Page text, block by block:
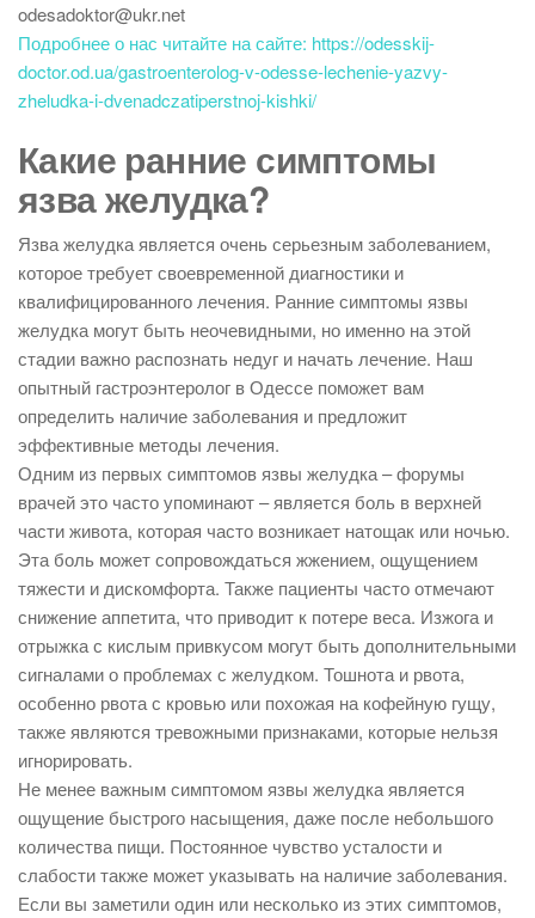
odesadoktor@ukr.net
Подробнее о нас читайте на сайте: https://odesskij-
doctor.od.ua/gastroenterolog-v-odesse-lechenie-yazvy-
zheludka-i-dvenadczatiperstnoj-kishki/
Какие ранние симптомы
язва желудка?
Язва желудка является очень серьезным заболеванием,
которое требует своевременной диагностики и
квалифицированного лечения. Ранние симптомы язвы
желудка могут быть неочевидными, но именно на этой
стадии важно распознать недуг и начать лечение. Наш
опытный гастроэнтеролог в Одессе поможет вам
определить наличие заболевания и предложит
эффективные методы лечения.
Одним из первых симптомов язвы желудка – форумы
врачей это часто упоминают – является боль в верхней
части живота, которая часто возникает натощак или ночью.
Эта боль может сопровождаться жжением, ощущением
тяжести и дискомфорта. Также пациенты часто отмечают
снижение аппетита, что приводит к потере веса. Изжога и
отрыжка с кислым привкусом могут быть дополнительными
сигналами о проблемах с желудком. Тошнота и рвота,
особенно рвота с кровью или похожая на кофейную гущу,
также являются тревожными признаками, которые нельзя
игнорировать.
Не менее важным симптомом язвы желудка является
ощущение быстрого насыщения, даже после небольшого
количества пищи. Постоянное чувство усталости и
слабости также может указывать на наличие заболевания.
Если вы заметили один или несколько из этих симптомов,